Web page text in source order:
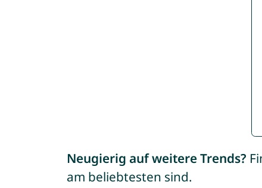
Neugierig auf weitere Trends?
am beliebtesten sind.